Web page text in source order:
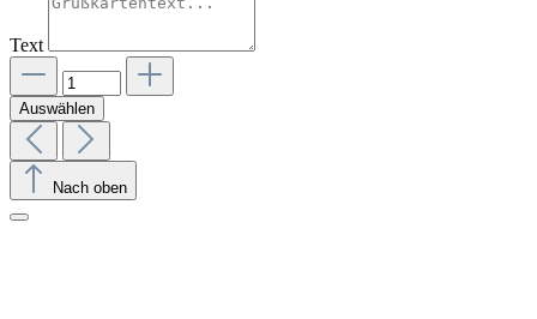
Text
Auswählen
Nach oben